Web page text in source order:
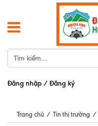
Đăng nhập / Đăng ký
Trang chủ / Tin thị trường /